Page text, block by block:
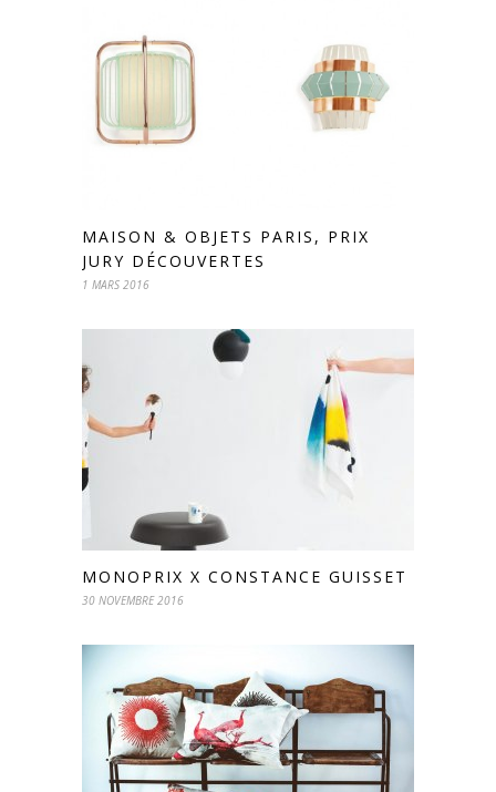
MAISON & OBJETS PARIS, PRIX
JURY DÉCOUVERTES
1 MARS 2016
MONOPRIX X CONSTANCE GUISSET
30 NOVEMBRE 2016